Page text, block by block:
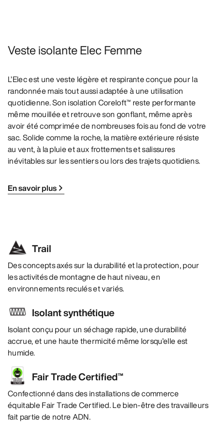
Veste isolante Elec Femme
L’Elec est une veste légère et respirante conçue pour la
randonnée mais tout aussi adaptée à une utilisation
quotidienne. Son isolation Coreloft™ reste performante
même mouillée et retrouve son gonflant, même après
avoir été comprimée de nombreuses fois au fond de votre
sac. Solide comme la roche, la matière extérieure résiste
au vent, à la pluie et aux frottements et salissures
inévitables sur les sentiers ou lors des trajets quotidiens.
En savoir plus
Trail
Des concepts axés sur la durabilité et la protection, pour
les activités de montagne de haut niveau, en
environnements reculés et variés.
Isolant synthétique
Isolant conçu pour un séchage rapide, une durabilité
accrue, et une haute thermicité même lorsqu’elle est
humide.
Fair Trade Certified™
Confectionné dans des installations de commerce
équitable Fair Trade Certified. Le bien-être des travailleurs
fait partie de notre ADN.